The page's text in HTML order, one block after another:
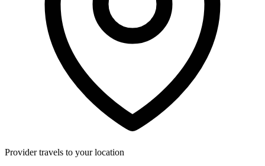
Provider travels to your location